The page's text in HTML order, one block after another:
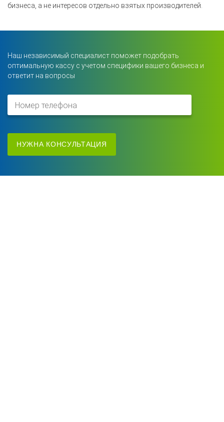
бизнеса, а не интересов отдельно взятых производителей.
Наш независимый специалист поможет подобрать
оптимальную кассу с учетом специфики вашего бизнеса и
ответит на вопросы